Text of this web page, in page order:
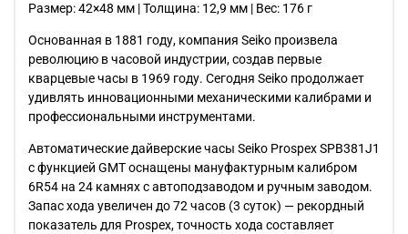
Размер: 42×48 мм | Толщина: 12,9 мм | Вес: 176 г
Основанная в 1881 году, компания Seiko произвела
революцию в часовой индустрии, создав первые
кварцевые часы в 1969 году. Сегодня Seiko продолжает
удивлять инновационными механическими калибрами и
профессиональными инструментами.
Автоматические дайверские часы Seiko Prospex SPB381J1
с функцией GMT оснащены мануфактурным калибром
6R54 на 24 камнях с автоподзаводом и ручным заводом.
Запас хода увеличен до 72 часов (3 суток) — рекордный
показатель для Prospex, точность хода составляет